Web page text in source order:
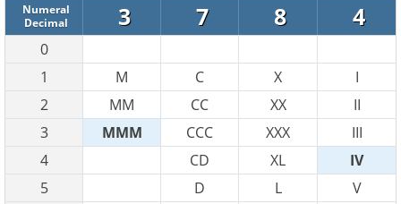
Numeral
Decimal
3 7 8 4
0
1
M C X
I
2
MM CC XX
II
3
MMM CCC XXX
III
4
CD XL
IV
5
D L
V